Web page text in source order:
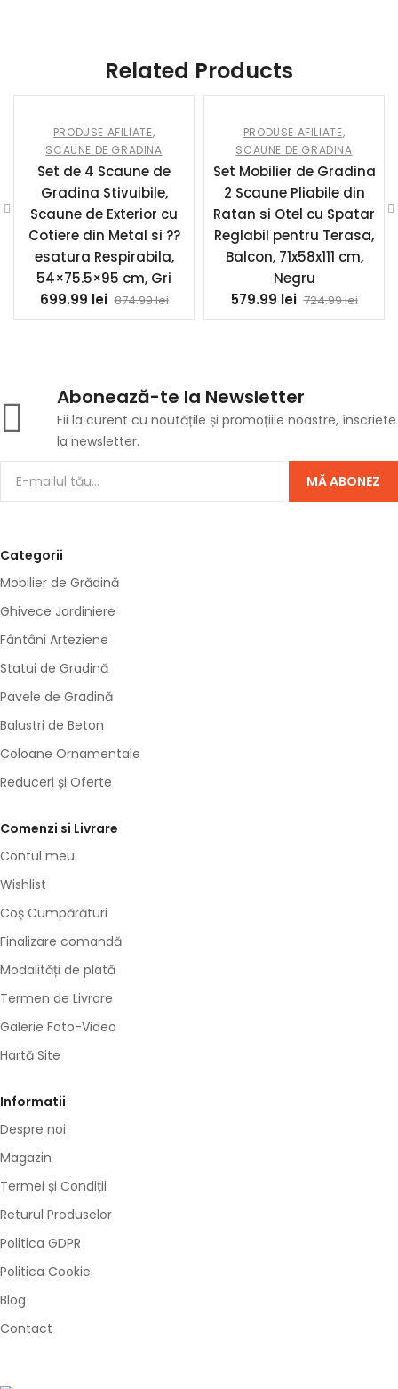
Related Products
PRODUSE AFILIATE,
SCAUNE DE GRADINA
Set de 4 Scaune de
Gradina Stivuibile,
Scaune de Exterior cu
Cotiere din Metal si ??
esatura Respirabila,
54×75.5×95 cm, Gri
874.99lei
699.99 lei
PRODUSE AFILIATE,
SCAUNE DE GRADINA
Set Mobilier de Gradina
2 Scaune Pliabile din
Ratan si Otel cu Spatar
Reglabil pentru Terasa,
Balcon, 71x58x111 cm,
Negru
724.99lei
579.99 lei
Abonează-te la Newsletter
Fii la curent cu noutățile și promoțiile noastre, înscriete
la newsletter.
MĂ ABONEZ
Categorii
Mobilier de Grădină
Ghivece Jardiniere
Fântâni Arteziene
Statui de Gradină
Pavele de Gradină
Balustri de Beton
Coloane Ornamentale
Reduceri și Oferte
Comenzi si Livrare
Contul meu
Wishlist
Coș Cumpărături
Finalizare comandă
Modalități de plată
Termen de Livrare
Galerie Foto-Video
Hartă Site
Informatii
Despre noi
Magazin
Termei și Condiții
Returul Produselor
Politica GDPR
Politica Cookie
Blog
Contact